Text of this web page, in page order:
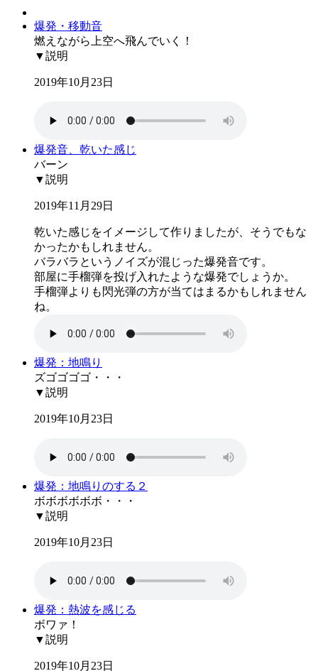
爆発・移動音
燃えながら上空へ飛んでいく！
▼説明
2019年10月23日
爆発音、乾いた感じ
バーン
▼説明
2019年11月29日
乾いた感じをイメージして作りましたが、そうでもな
かったかもしれません。
バラバラというノイズが混じった爆発音です。
部屋に手榴弾を投げ入れたような爆発でしょうか。
手榴弾よりも閃光弾の方が当てはまるかもしれません
ね。
爆発：地鳴り
ズゴゴゴゴ・・・
▼説明
2019年10月23日
爆発：地鳴りのする２
ボボボボボボ・・・
▼説明
2019年10月23日
爆発：熱波を感じる
ボワァ！
▼説明
2019年10月23日